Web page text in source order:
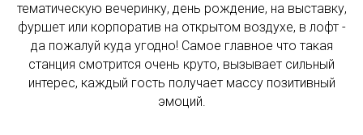
тематическую вечеринку, день рождение, на выставку,
фуршет или корпоратив на открытом воздухе, в лофт -
да пожалуй куда угодно! Самое главное что такая
станция смотрится очень круто, вызывает сильный
интерес, каждый гость получает массу позитивный
эмоций.